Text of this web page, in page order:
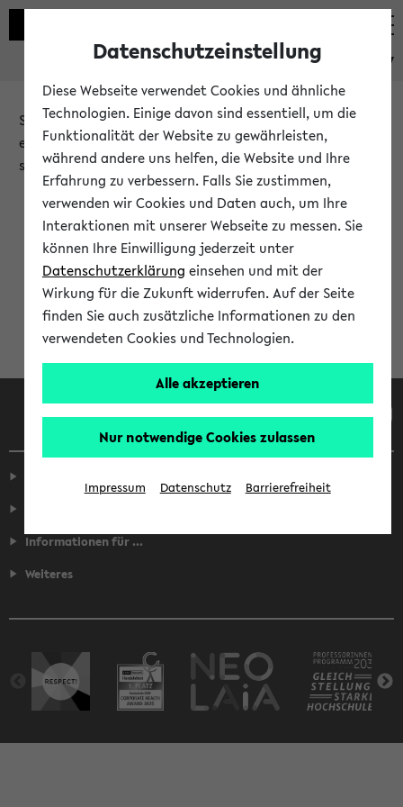
eKVV
Sie möchten auf eine eKVV Funktion zugreifen, die Ihnen
erst nach einer Anmeldung am System zur Verfügung
steht.
Bitte melden Sie sich an:
Anmeldung am eKVV
Informationen für ...
Weiteres
Datenschutzeinstellung
Diese Webseite verwendet Cookies und ähnliche
Technologien. Einige davon sind essentiell, um die
Funktionalität der Website zu gewährleisten,
während andere uns helfen, die Website und Ihre
Erfahrung zu verbessern. Falls Sie zustimmen,
verwenden wir Cookies und Daten auch, um Ihre
Interaktionen mit unserer Webseite zu messen. Sie
können Ihre Einwilligung jederzeit unter
Datenschutzerklärung einsehen und mit der
Wirkung für die Zukunft widerrufen. Auf der Seite
finden Sie auch zusätzliche Informationen zu den
verwendeten Cookies und Technologien.
Alle akzeptieren
Nur notwendige Cookies zulassen
Impressum Datenschutz Barrierefreiheit